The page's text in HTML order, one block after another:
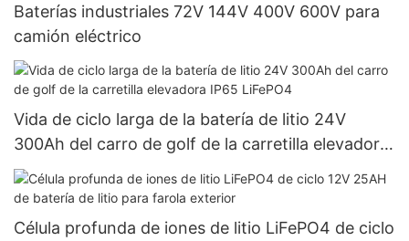
Baterías industriales 72V 144V 400V 600V para
camión eléctrico
Vida de ciclo larga de la batería de litio 24V
300Ah del carro de golf de la carretilla elevadora
IP65 LiFePO4
Célula profunda de iones de litio LiFePO4 de ciclo